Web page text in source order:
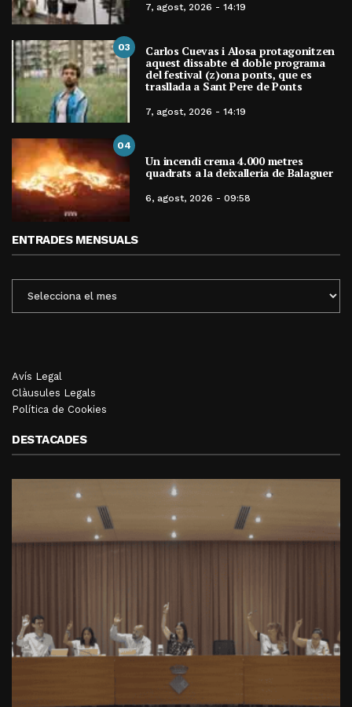
7, agost, 2026 - 14:19
03 Carlos Cuevas i Alosa protagonitzen
aquest dissabte el doble programa
del festival (z)ona ponts, que es
trasllada a Sant Pere de Ponts
7, agost, 2026 - 14:19
04
Un incendi crema 4.000 metres
quadrats a la deixalleria de Balaguer
6, agost, 2026 - 09:58
ENTRADES MENSUALS
MENSUALS
Avís Legal
Clàusules Legals
Política de Cookies
DESTACADES